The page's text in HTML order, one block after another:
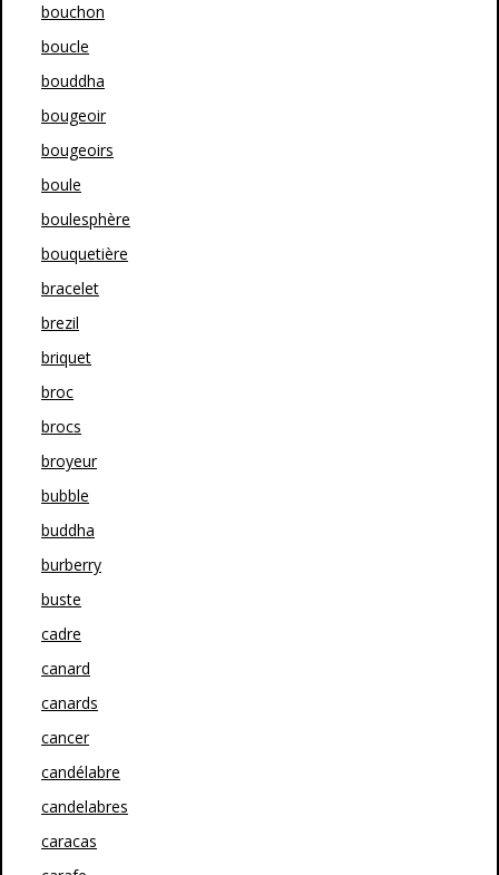
bouchon
boucle
bouddha
bougeoir
bougeoirs
boule
boulesphère
bouquetière
bracelet
brezil
briquet
broc
brocs
broyeur
bubble
buddha
burberry
buste
cadre
canard
canards
cancer
candélabre
candelabres
caracas